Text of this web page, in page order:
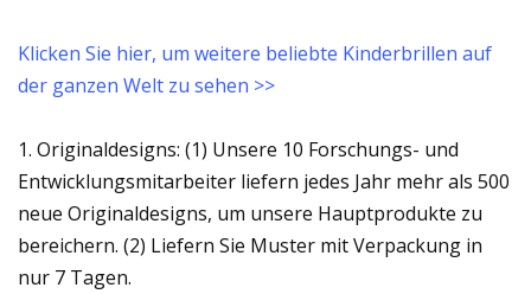
Klicken Sie hier, um weitere beliebte Kinderbrillen auf
der ganzen Welt zu sehen >>
1. Originaldesigns: (1) Unsere 10 Forschungs- und
Entwicklungsmitarbeiter liefern jedes Jahr mehr als 500
neue Originaldesigns, um unsere Hauptprodukte zu
bereichern. (2) Liefern Sie Muster mit Verpackung in
nur 7 Tagen.